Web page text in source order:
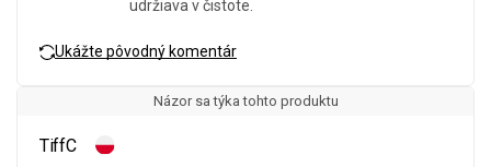
udržiava v čistote.
Ukážte pôvodný komentár
Názor sa týka tohto produktu
TiffC